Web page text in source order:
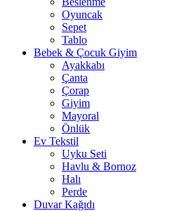
Oyuncak
Sepet
Tablo
Bebek & Çocuk Giyim
Ayakkabı
Çanta
Çorap
Giyim
Mayoral
Önlük
Ev Tekstil
Uyku Seti
Havlu & Bornoz
Halı
Perde
Duvar Kağıdı